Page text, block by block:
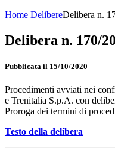
Home DelibereDelibera n.
Delibera n. 170/
Pubblicata il 15/10/2020
Procedimenti avviati nei
e Trenitalia S.p.A. con
Proroga dei termini di
Testo della delibera